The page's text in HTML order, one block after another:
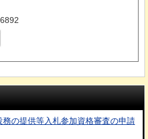
の提供等入札参加資格審査の申請